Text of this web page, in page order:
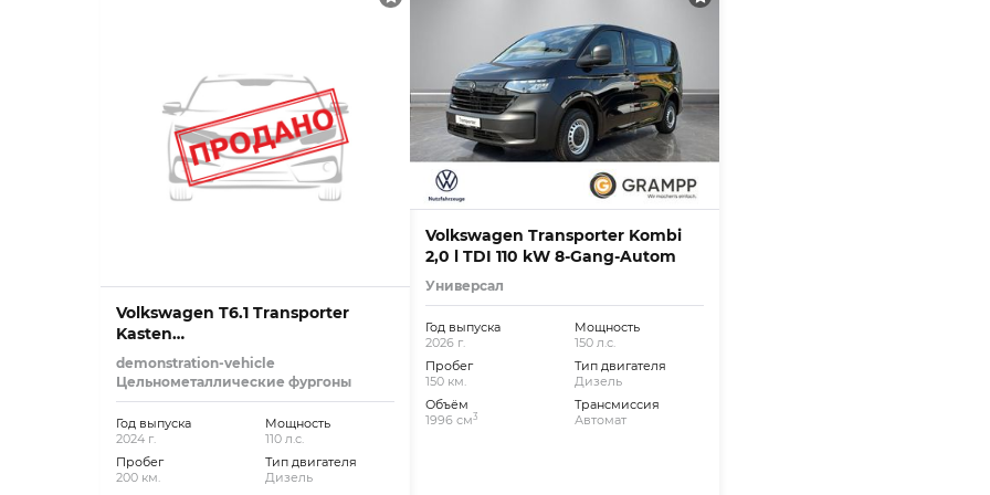
Volkswagen T6.1 Transporter
Kasten
AHK+DOPPELSITZBANK+DAB+
demonstration-vehicle
Цельнометаллические фургоны
Год выпуска
2024 г.
Пробег
200 км.
Мощность
110 л.с.
Тип двигателя
Дизель
Volkswagen Transporter Kombi
2,0 l TDI 110 kW 8-Gang-Autom
Универсал
Год выпуска
2026 г.
Пробег
150 км.
Объём
1996 см3
Мощность
150 л.с.
Тип двигателя
Дизель
Трансмиссия
Автомат